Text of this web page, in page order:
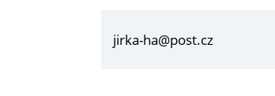
jirka-ha@post.cz